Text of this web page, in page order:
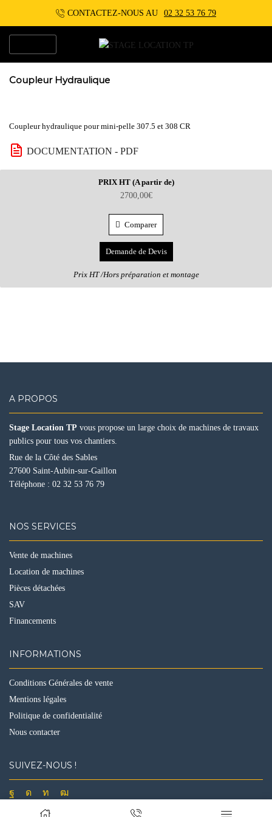
CONTACTEZ-NOUS AU 02 32 53 76 79
Coupleur Hydraulique
Coupleur hydraulique pour mini-pelle 307.5 et 308 CR
DOCUMENTATION - PDF
PRIX HT (A partir de)
2700,00€
Comparer
Demande de Devis
Prix HT /Hors préparation et montage
A PROPOS
Stage Location TP vous propose un large choix de machines de travaux
publics pour tous vos chantiers.
Rue de la Côté des Sables
27600 Saint-Aubin-sur-Gaillon
Téléphone : 02 32 53 76 79
NOS SERVICES
Vente de machines
Location de machines
Pièces détachées
SAV
Financements
INFORMATIONS
Conditions Générales de vente
Mentions légales
Politique de confidentialité
Nous contacter
SUIVEZ-NOUS !
Facebook
Instagram
LinkedinYoutube
Ⓒ Design & Développement :